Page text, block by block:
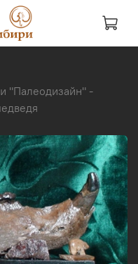
"Палеодизайн" -